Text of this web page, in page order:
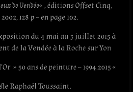
de Vendée« , éditions Offset Cinq,‎
128 p – en page 102.
du 4 mai au 3 juillet 2015 à
de la Vendée à la Roche sur Yon
» 50 ans de peinture – 1994.2015 «
Raphaël Toussaint.